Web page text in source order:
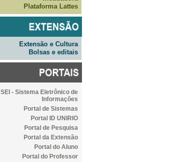
Plataforma Lattes
Extensão e Cultura
Bolsas e editais
SEI - Sistema Eletrônico de
Informações
Portal de Sistemas
Portal ID UNIRIO
Portal de Pesquisa
Portal da Extensão
Portal do Aluno
Portal do Professor